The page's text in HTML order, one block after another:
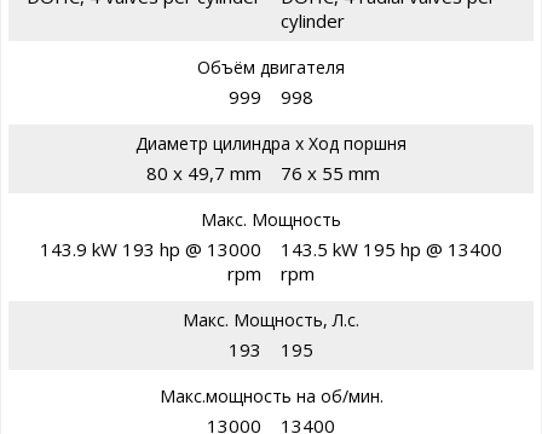
cylinder
Объём двигателя
999 998
Диаметр цилиндра х Ход поршня
80 x 49,7 mm 76 x 55 mm
Макс. Мощность
143.9 kW 193 hp @ 13000
rpm
143.5 kW 195 hp @ 13400
rpm
Макс. Мощность, Л.с.
193 195
Макс.мощность на об/мин.
13000 13400